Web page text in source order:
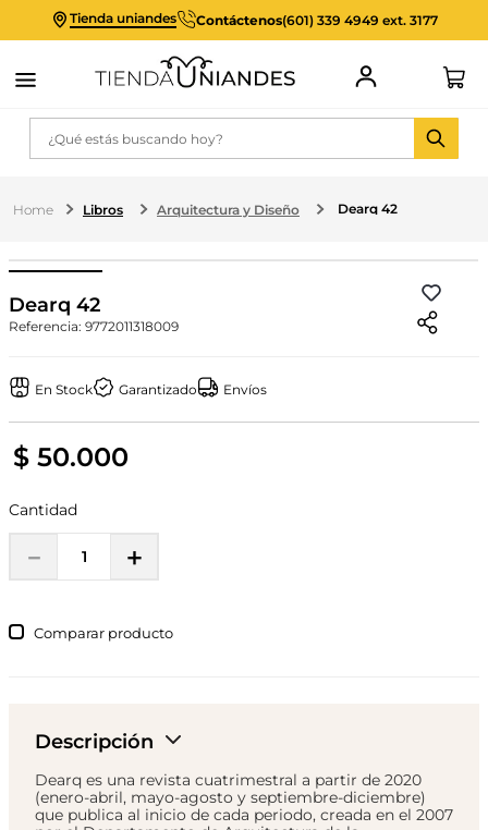
Tienda uniandes Contáctenos(601) 339 4949 ext. 3177
¿Qué estás buscando hoy?
Libros Arquitectura y Diseño Dearq 42
Dearq 42
Referencia: 9772011318009
En Stock Garantizado Envíos
$ 50.000
Cantidad
＋
－
Comparar
Descripción
Dearq es una revista cuatrimestral a partir de 2020
(enero-abril, mayo-agosto y septiembre-diciembre)
que publica al inicio de cada periodo, creada en el 2007